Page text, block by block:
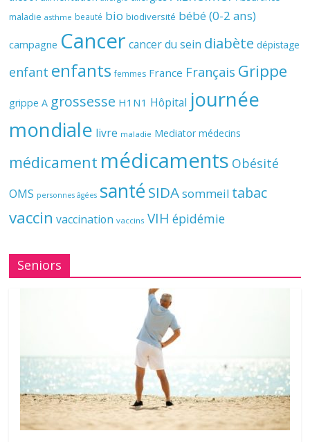
maladie asthme beauté bio biodiversité bébé (0-2 ans)
campagne Cancer cancer du sein diabète dépistage
enfant enfants femmes France Français Grippe
grippe A grossesse H1N1 Hôpital journée
mondiale livre maladie Mediator médecins
médicament médicaments Obésité
OMS personnes âgées santé SIDAsommeil tabac
vaccin vaccination vaccins VIH épidémie
Seniors